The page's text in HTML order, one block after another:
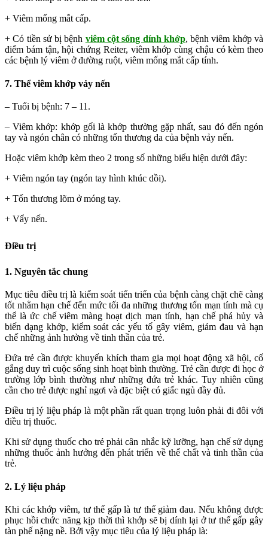
+ Viêm mống mắt cấp.
+ Có tiền sử bị bệnh viêm cột sống dính khớp, bệnh viêm khớp và
điểm bám tận, hội chứng Reiter, viêm khớp cùng chậu có kèm theo
các bệnh lý viêm ở đường ruột, viêm mống mắt cấp tính.
7. Thể viêm khớp vảy nến
– Tuổi bị bệnh: 7 – 11.
– Viêm khớp: khớp gối là khớp thường gặp nhất, sau đó đến ngón
tay và ngón chân có những tổn thương da của bệnh vảy nến.
Hoặc viêm khớp kèm theo 2 trong số những biểu hiện dưới đây:
+ Viêm ngón tay (ngón tay hình khúc dồi).
+ Tổn thương lõm ở móng tay.
+ Vẩy nến.
Điều trị
1. Nguyên tắc chung
Mục tiêu điều trị là kiểm soát tiến triển của bệnh càng chặt chẽ càng
tốt nhằm hạn chế đến mức tối đa những thương tổn mạn tính mà cụ
thể là ức chế viêm màng hoạt dịch mạn tính, hạn chế phá hủy và
biến dạng khớp, kiểm soát các yếu tố gây viêm, giảm đau và hạn
chế những ảnh hưởng về tinh thần của trẻ.
Đứa trẻ cần được khuyến khích tham gia mọi hoạt động xã hội, cố
gắng duy trì cuộc sống sinh hoạt bình thường. Trẻ cần được đi học ở
trường lớp bình thường như những đứa trẻ khác. Tuy nhiên cũng
cần cho trẻ được nghỉ ngơi và đặc biệt có giấc ngủ đầy đủ.
Điều trị lý liệu pháp là một phần rất quan trọng luôn phải đi đôi với
điều trị thuốc.
Khi sử dụng thuốc cho trẻ phải cân nhắc kỹ lưỡng, hạn chế sử dụng
những thuốc ảnh hưởng đến phát triển về thể chất và tinh thần của
trẻ.
2. Lý liệu pháp
Khi các khớp viêm, tư thế gấp là tư thế giảm đau. Nếu không được
phục hồi chức năng kịp thời thì khớp sẽ bị dính lại ở tư thế gấp gây
tàn phế nặng nề. Bởi vậy mục tiêu của lý liệu pháp là: